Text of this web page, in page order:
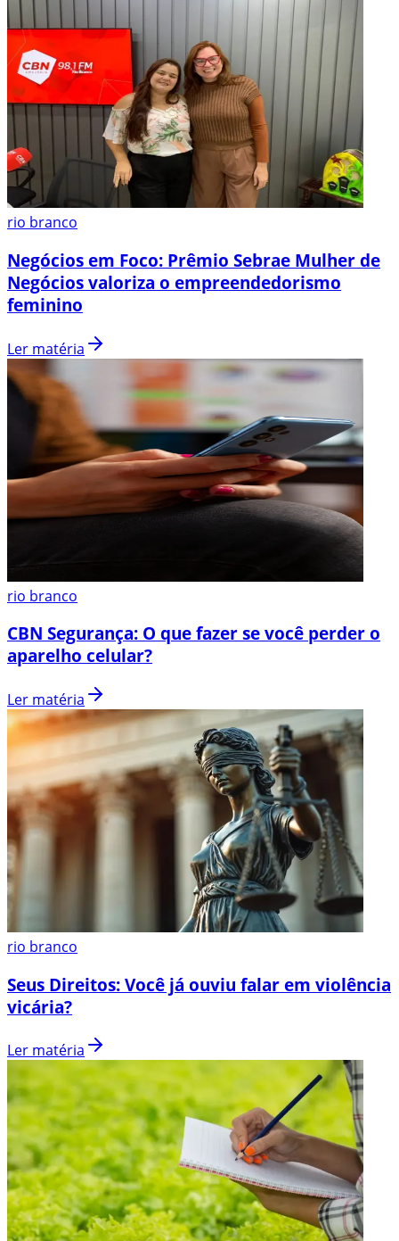
rio branco
Negócios em Foco: Prêmio Sebrae Mulher de
Negócios valoriza o empreendedorismo
feminino
Ler matéria
rio branco
CBN Segurança: O que fazer se você perder o
aparelho celular?
Ler matéria
rio branco
Seus Direitos: Você já ouviu falar em violência
vicária?
Ler matéria